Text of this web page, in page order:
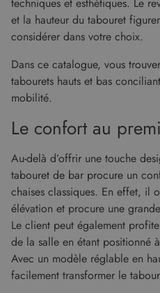
techniques et esthétiques. Le
et la hauteur du tabouret
considérer dans votre choix.
Dans ce catalogue, vous
tabourets hauts et bas
mobilité.
Le confort au
Au-delà d’offrir une touche
tabouret de bar procure un
chaises classiques. En effet, il
élévation et procure une
Le client peut également
de la salle en étant positionné
Avec un modèle réglable en
facilement transformer le
NON
Strictement
des fonctionnalités de
que la connexion des
correctement sans les
nécessaires.
Nom
CookieScriptConsent